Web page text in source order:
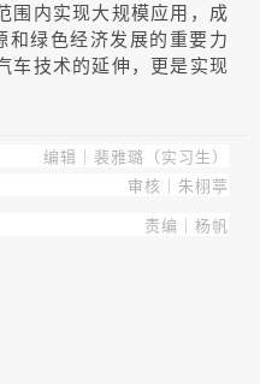
围内实现大规模应用，成
和绿色经济发展的重要力
车技术的延伸，更是实现
编辑｜裴雅璐（实习生）
审核｜朱栩葶
责编｜杨帆